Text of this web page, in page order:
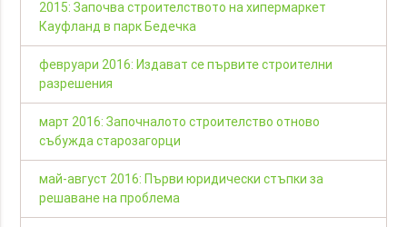
2015: Започва строителството на хипермаркет
Кауфланд в парк Бедечка
февруари 2016: Издават се първите строителни
разрешения
март 2016: Започналото строителство отново
събужда старозагорци
май-август 2016: Първи юридически стъпки за
решаване на проблема